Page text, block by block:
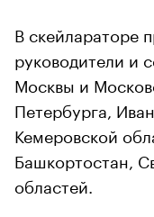
В скейлараторе
руководители и
Москвы и
Петербурга,
Кемеровской
Башкортостан,
областей.